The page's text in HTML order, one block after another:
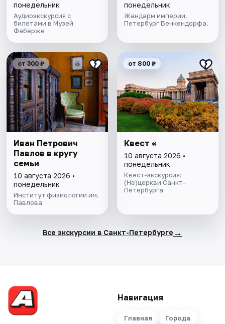
понедельник
Аудиоэкскурсия с
билетами в Музей
Фаберже
понедельник
Жандарм империи.
Петербург Бенкендорфа.
от 300 ₽
Иван Петрович
Павлов в кругу
семьи
10 августа 2026 •
понедельник
Институт физиологии им.
Павлова
от 800 ₽
Квест «
10 августа 2026 •
понедельник
Квест-экскурсия:
(Не)церкви Санкт-
Петербурга
Все экскурсии в Санкт-Петербурге →
Навигация
Главная Города